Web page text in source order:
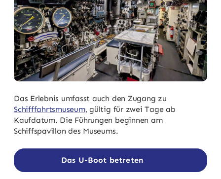
Das Erlebnis umfasst auch den Zugang zu
Schifffahrtsmuseum, gültig für zwei Tage ab
Kaufdatum. Die Führungen beginnen am
Schiffspavillon des Museums.
Das U-Boot betreten